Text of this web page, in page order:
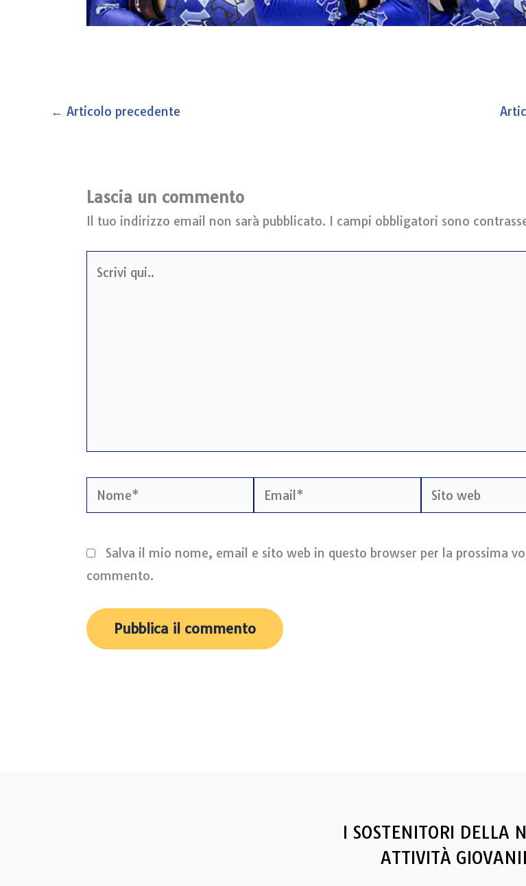
← Articolo precedente
Lascia un commento
Il tuo indirizzo email non sarà pubblicato. I campi obbligatori sono
Nome* Email*
Sito
web
Salva il mio nome, email e sito web in questo browser per la prossima
commento.
I SOSTENITORI DELLA
ATTIVITÀ